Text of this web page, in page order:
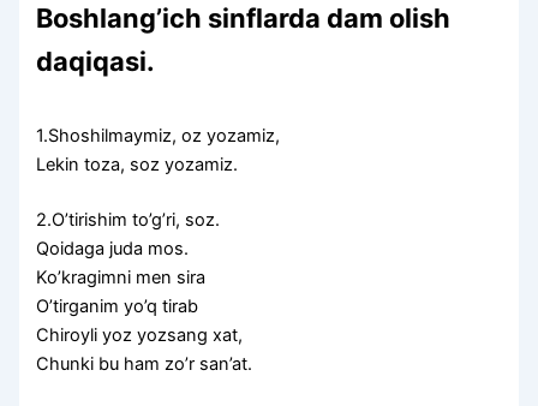
Boshlang’ich sinflarda dam olish
daqiqasi.
1.Shoshilmaymiz, oz yozamiz,
Lekin toza, soz yozamiz.
2.O’tirishim to’g’ri, soz.
Qoidaga juda mos.
Ko’kragimni men sira
O’tirganim yo’q tirab
Chiroyli yoz yozsang xat,
Chunki bu ham zo’r san’at.